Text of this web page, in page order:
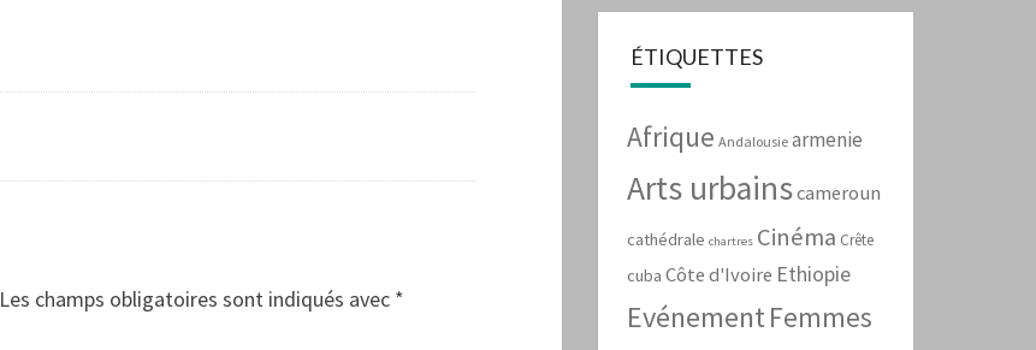
Les champs obligatoires sont indiqués avec *
ÉTIQUETTES
Afrique Andalousie armenie
Arts urbainscameroun
cathédrale chartres Cinéma Crête
cuba Côte d'Ivoire Ethiopie
EvénementFemmes